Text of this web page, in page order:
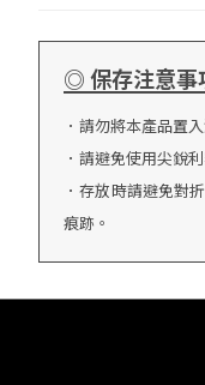
◎ 保存注意事
．請勿將本產品置
．請避免使用尖銳
．存放時請避免對
痕跡。